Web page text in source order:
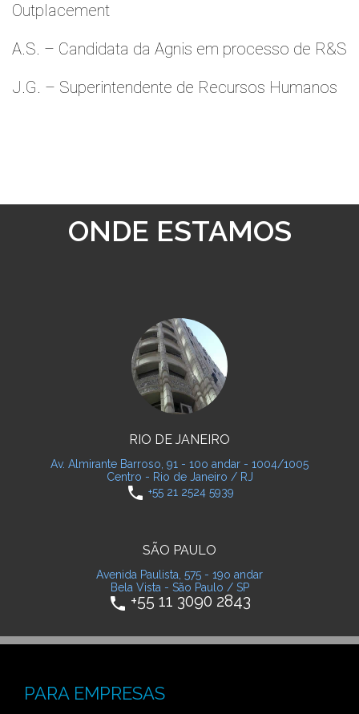
Outplacement
A.S. – Candidata da Agnis em processo de R&S
J.G. – Superintendente de Recursos Humanos
ONDE ESTAMOS
RIO DE JANEIRO
Av. Almirante Barroso, 91 - 10o andar - 1004/1005
Centro - Rio de Janeiro / RJ
phone +55 21 2524 5939
SÃO PAULO
Avenida Paulista, 575 - 19o andar
Bela Vista - São Paulo / SP
phone +55 11 3090 2843
PARA EMPRESAS